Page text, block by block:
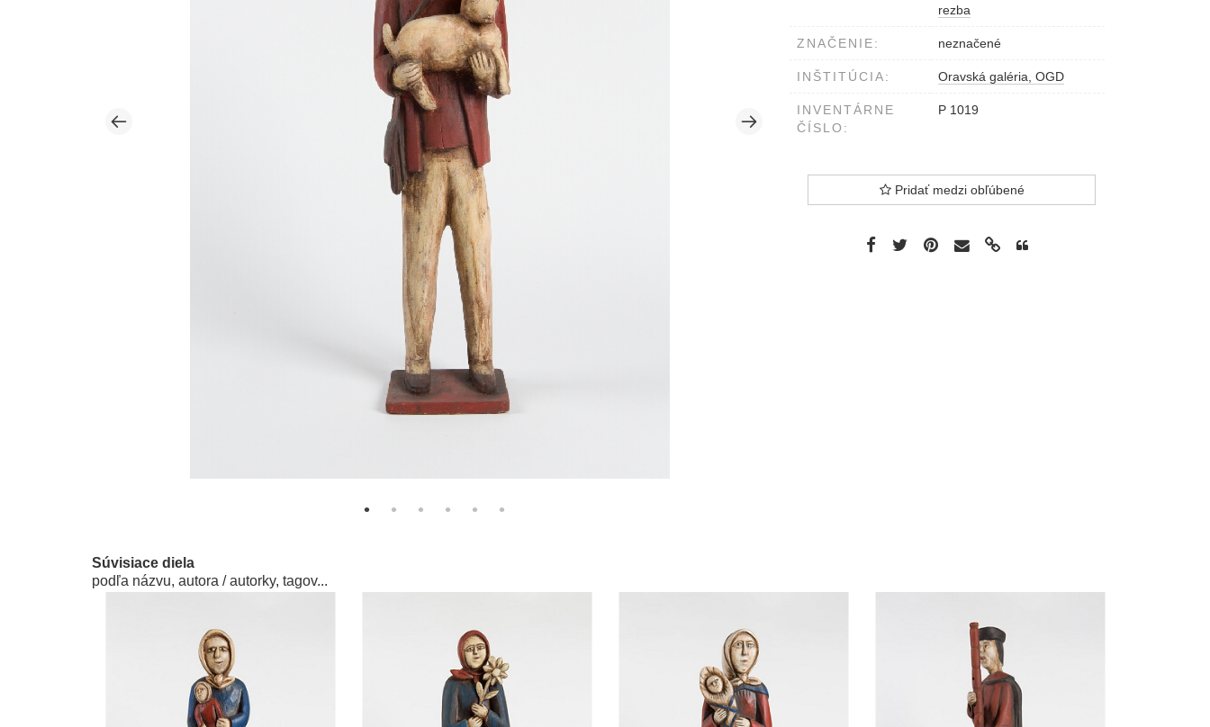
rezba
ZNAČENIE: neznačené
INŠTITÚCIA: Oravská galéria, OGD
INVENTÁRNE
ČÍSLO:
P 1019
Pridať medzi obľúbené
Súvisiace diela
podľa názvu, autora / autorky, tagov...